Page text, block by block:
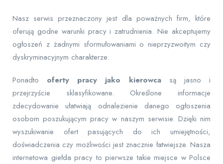
Nasz serwis przeznaczony jest dla poważnych firm, które
oferują godne warunki pracy i zatrudnienia. Nie akceptujemy
ogłoszeń z żadnymi sformułowaniami o nieprzyzwoitym czy
dyskryminacyjnym charakterze.
Ponadto oferty pracy jako kierowcasą jasno i
przejrzyście sklasyfikowane. Określone informacje
zdecydowanie ułatwiają odnalezienie danego ogłoszenia
osobom poszukującym pracy w naszym serwisie. Dzięki nim
wyszukiwanie ofert pasujących do ich umiejętności,
doświadczenia czy możliwości jest znacznie łatwiejsze. Nasza
internetowa giełda pracy to pierwsze takie miejsce w Polsce